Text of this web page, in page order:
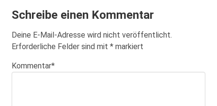
Schreibe einen Kommentar
Deine E-Mail-Adresse wird nicht veröffentlicht.
Erforderliche Felder sind mit * markiert
Kommentar*